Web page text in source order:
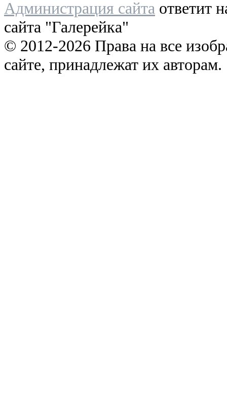
Администрация сайта ответит
сайта "Галерейка"
© 2012-2026 Права на все
сайте, принадлежат их авторам.